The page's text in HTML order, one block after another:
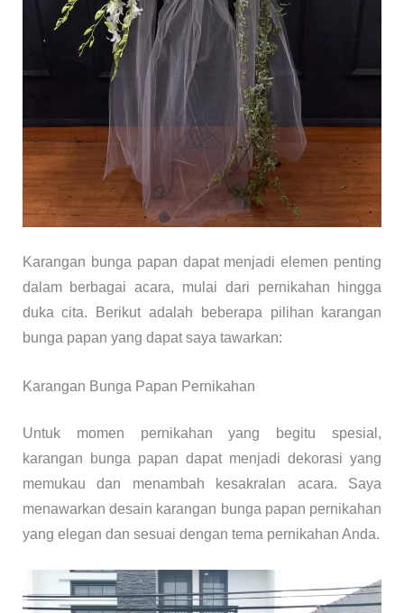
Karangan bunga papan dapat menjadi elemen penting
dalam berbagai acara, mulai dari pernikahan hingga
duka cita. Berikut adalah beberapa pilihan karangan
bunga papan yang dapat saya tawarkan:
Karangan Bunga Papan Pernikahan
Untuk momen pernikahan yang begitu spesial,
karangan bunga papan dapat menjadi dekorasi yang
memukau dan menambah kesakralan acara. Saya
menawarkan desain karangan bunga papan pernikahan
yang elegan dan sesuai dengan tema pernikahan Anda.